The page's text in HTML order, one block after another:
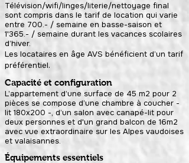
Télévision/wifi/linges/literie/nettoyage final
sont compris dans le tarif de location qui varie
entre 700.- / semaine en basse-saison et
1'365.- / semaine durant les vacances scolaires
d’hiver.
Les locataires en âge AVS bénéficient d’un tarif
préférentiel.​
Capacité et configuration
L’appartement d’une surface de 45 m2 pour 2
pièces se compose d’une chambre à coucher -
lit 180x200 -, d’un salon avec canapé-lit pour
deux personnes et d'un grand balcon de 16m2
avec vue extraordinaire sur les Alpes vaudoises
et valaisannes.
Équipements essentiels